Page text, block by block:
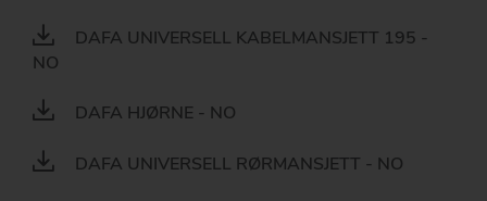
DAFA UNIVERSELL KABELMANSJETT 195 -
NO
DAFA HJØRNE - NO
DAFA UNIVERSELL RØRMANSJETT - NO